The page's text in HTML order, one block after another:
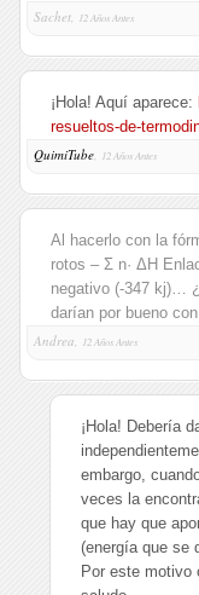
Sachet,
12 Años Antes
¡Hola! Aquí aparece:
resueltos-de-
QuimiTube, 12 Años Antes
Al hacerlo con la
rotos – Σ n· ΔH
negativo (-347 kj)…
darían por bueno
Andrea,
12 Años Antes
¡Hola! Debería
embargo,
veces la
que hay que
(energía que se
Por este motivo